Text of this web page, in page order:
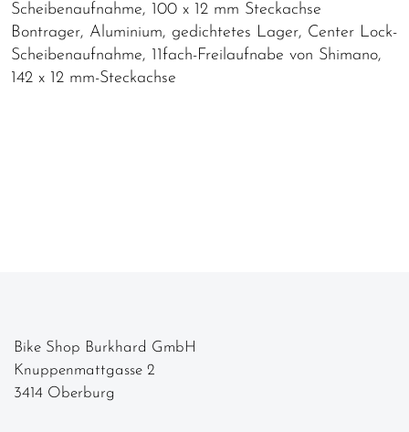
Scheibenaufnahme, 100 x 12 mm Steckachse
Bontrager, Aluminium, gedichtetes Lager, Center Lock-
Scheibenaufnahme, 11fach-Freilaufnabe von Shimano,
142 x 12 mm-Steckachse
Bike Shop Burkhard GmbH
Knuppenmattgasse 2
3414 Oberburg